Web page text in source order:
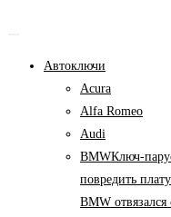
Автоключи
Acura
Alfa Romeo
Audi
BMWКлюч-
повредить
BMW